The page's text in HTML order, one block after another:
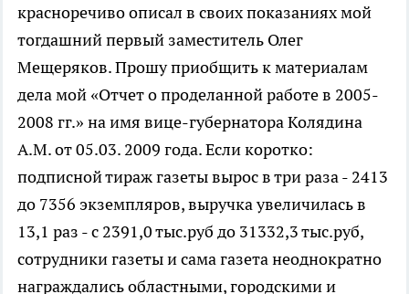
красноречиво описал в своих показаниях мой
тогдашний первый заместитель Олег
Мещеряков. Прошу приобщить к материалам
дела мой «Отчет о проделанной работе в 2005-
2008 гг.» на имя вице-губернатора Колядина
А.М. от 05.03. 2009 года. Если коротко:
подписной тираж газеты вырос в три раза - 2413
до 7356 экземпляров, выручка увеличилась в
13,1 раз - с 2391,0 тыс.руб до 31332,3 тыс.руб,
сотрудники газеты и сама газета неоднократно
награждались областными, городскими и